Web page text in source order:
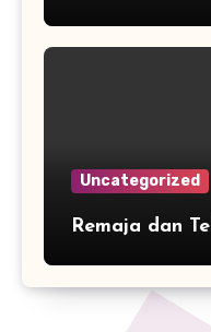
Uncategorized
Remaja dan